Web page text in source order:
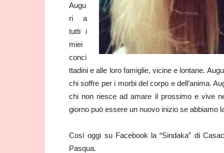
Augu
ri a
tutti i
miei
conci
ttadini e alle loro famiglie, vicine e lontane.
chi soffre per i morbi del corpo e dell’anima.
chi non riesce ad amare il prossimo e vive
giorno può essere un nuovo inizio se abbiamo
Così oggi su Facebook la “Sindaka” di
Pasqua.